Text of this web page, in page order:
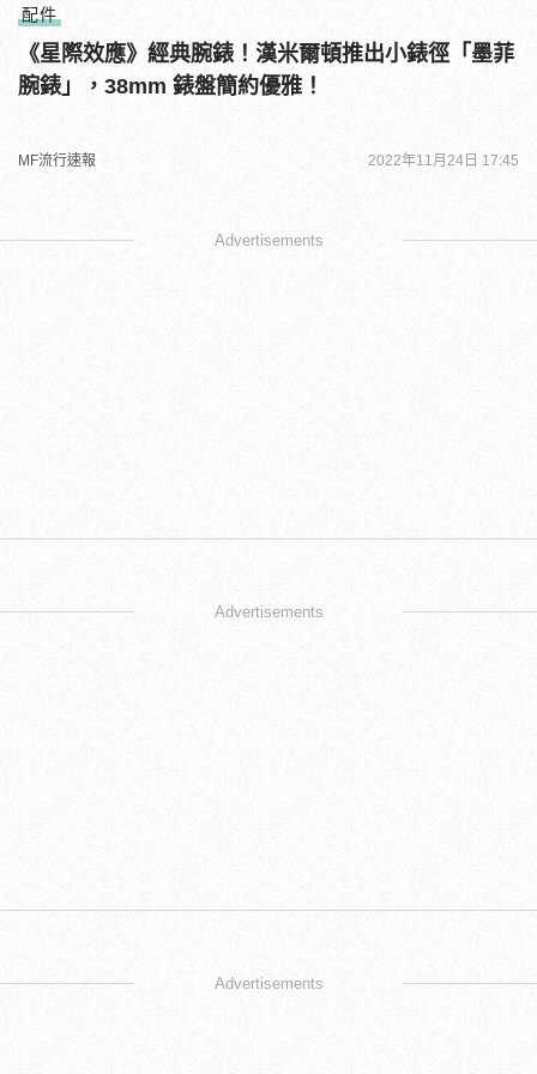
配件
《星際效應》經典腕錶！漢米爾頓推出小錶徑「墨菲
腕錶」，38mm 錶盤簡約優雅！
MF流行速報 2022年11月24日 17:45
Advertisements
Advertisements
Advertisements